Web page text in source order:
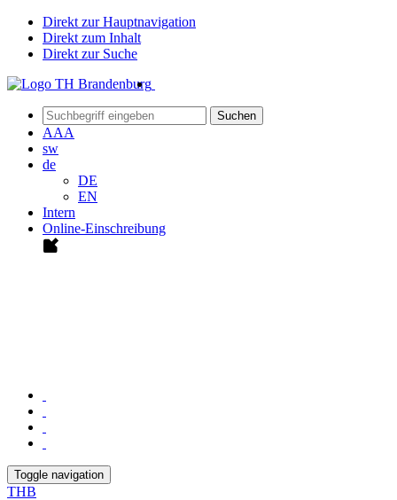
Direkt zur Hauptnavigation
Direkt zum Inhalt
Direkt zur Suche
Suchen
AAA
sw
de
DE
EN
Intern
Online-Einschreibung
Toggle navigation
THB